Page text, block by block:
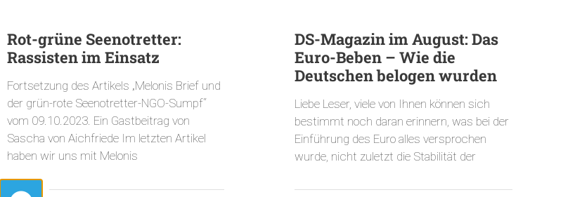
Rot-grüne Seenotretter:
Rassisten im Einsatz
Fortsetzung des Artikels „Melonis Brief und
der grün-rote Seenotretter-NGO-Sumpf“
vom 09.10.2023. Ein Gastbeitrag von
Sascha von Aichfriede Im letzten Artikel
haben wir uns mit Melonis
DS-Magazin im August: Das
Euro-Beben – Wie die
Deutschen belogen wurden
Liebe Leser, viele von Ihnen können sich
bestimmt noch daran erinnern, was bei der
Einführung des Euro alles versprochen
wurde, nicht zuletzt die Stabilität der